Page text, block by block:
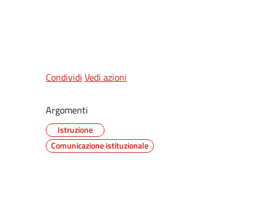
Condividi Vedi azioni
Argomenti
Istruzione
Comunicazione istituzionale